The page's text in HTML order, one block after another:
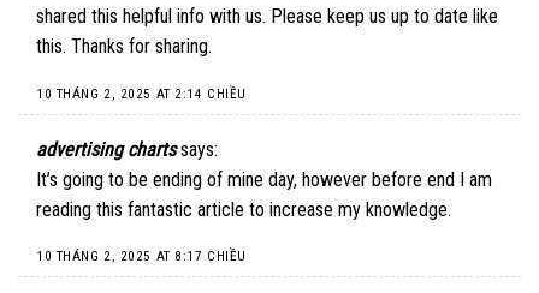
shared this helpful info with us. Please keep us up to date like
this. Thanks for sharing.
10 THÁNG 2, 2025 AT 2:14 CHIỀU
advertising charts says:
It’s going to be ending of mine day, however before end I am
reading this fantastic article to increase my knowledge.
10 THÁNG 2, 2025 AT 8:17 CHIỀU